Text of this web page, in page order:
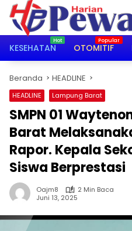
Langsung
konten
KESEHATAN
OTOMITIF
Beranda HEADLINE
HEADLINE Lampung Barat
SMPN 01
Barat
Rapor. Kepala
Siswa Berprestasi
Oajm8
2 Min Baca
Juni 13, 2025